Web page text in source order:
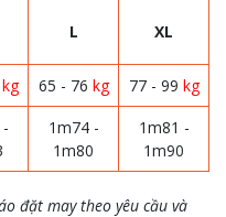
L XL
kg 65 - 76 kg 77 - 99 kg
1m74 -
1m80
1m81 -
1m90
đặt may theo yêu cầu và